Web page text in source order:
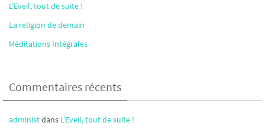
L’Eveil, tout de suite !
La religion de demain
Méditations Intégrales
Commentaires récents
administdans L’Eveil, tout de suite !